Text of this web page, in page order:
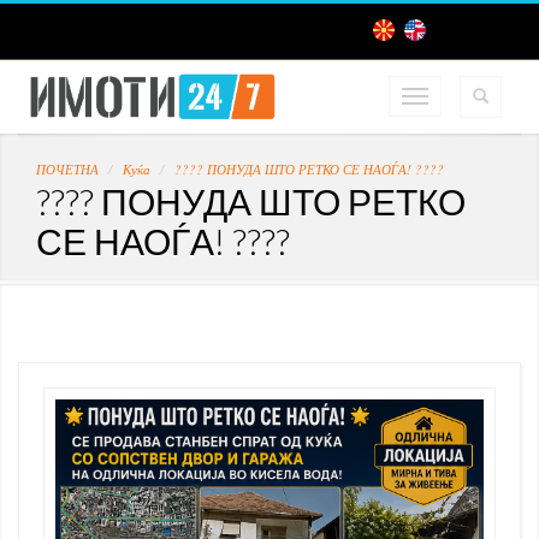
ПОЧЕТНА Куќа ???? ПОНУДА ШТО РЕТКО СЕ НАОЃА! ????
???? ПОНУДА ШТО РЕТКО
СЕ НАОЃА! ????